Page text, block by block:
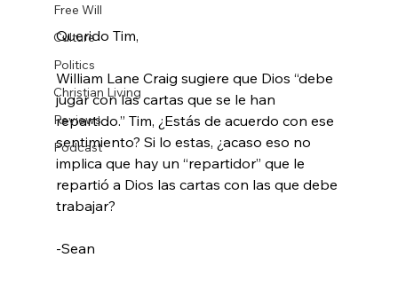
Free Will
Culture
Politics
Christian Living
Reviews
Podcast
Querido Tim,
William Lane Craig sugiere que Dios “debe
jugar con las cartas que se le han
repartido.” Tim, ¿Estás de acuerdo con ese
sentimiento? Si lo estas, ¿acaso eso no
implica que hay un “repartidor” que le
repartió a Dios las cartas con las que debe
trabajar?
-Sean